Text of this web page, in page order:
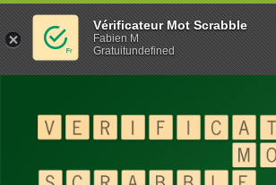
Vérificateur Mot Scrabble
Fabien M
Gratuitundefined